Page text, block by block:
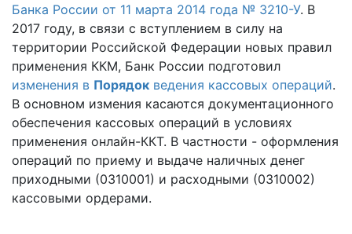
Банка России от 11 марта 2014 года № 3210-У. В
2017 году, в связи с вступлением в силу на
территории Российской Федерации новых правил
применения ККМ, Банк России подготовил
изменения в Порядок ведения кассовых операций.
В основном измения касаются документационного
обеспечения кассовых операций в условиях
применения онлайн-ККТ. В частности - оформления
операций по приему и выдаче наличных денег
приходными (0310001) и расходными (0310002)
кассовыми ордерами.